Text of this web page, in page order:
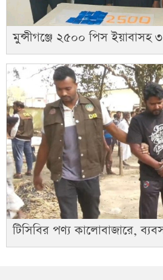
মুন্সীগঞ্জে ২৫০০ পিস ইয়াবাসহ
টিসিবির পণ্য কালোবাজারে,